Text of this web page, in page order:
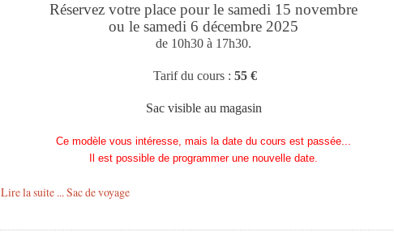
Réservez votre place pour le samedi 15 novembre
ou le samedi 6 décembre 2025
de 10h30 à 17h30.
Tarif du cours : 55 €
Sac visible au magasin
Ce modèle vous intéresse, mais la date du cours est passée...
Il est possible de programmer une nouvelle date.
Lire la suite ... Sac de voyage